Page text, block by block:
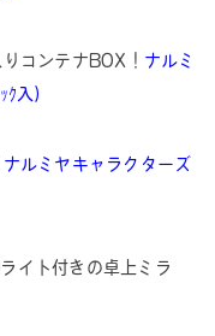
コンテナBOX！ ナルミ
ｸ入)
ナルミヤキャラクターズ
イト付きの卓上ミラ